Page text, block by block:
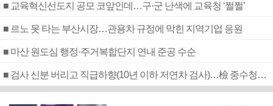
■ 교육혁신선도지 공모 코앞인데…구·군 난색에 교육청 ‘쩔쩔’
■ 르노 못 타는 부산시장…관용차 규정에 막힌 지역기업 응원
■ 마산 원도심 행정·주거복합단지 연내 준공 수순
■ 검사 신분 버리고 직급하향(10년 이하 저연차 검사)…檢 중수청행 기피